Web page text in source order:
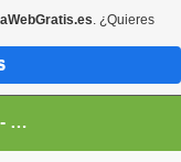
C.E.I.P. Blas Infante - Sanlúcar de Barrameda, Cádiz
. ¿Quieres